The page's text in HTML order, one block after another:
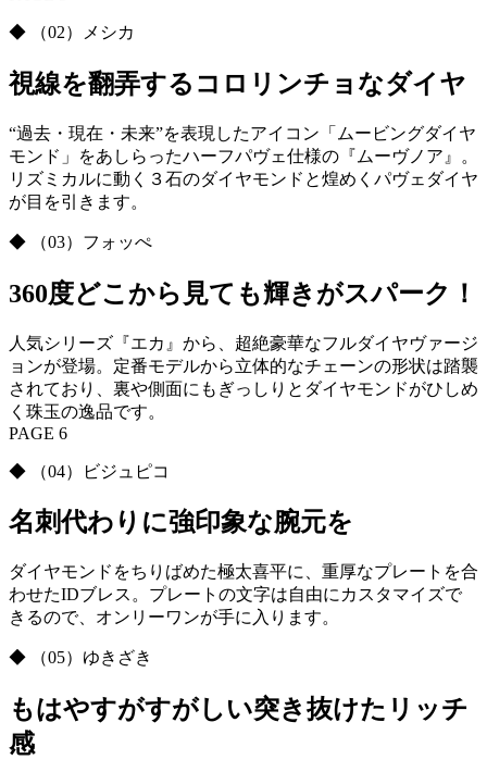
◆ （02）メシカ
視線を翻弄するコロリンチョなダイヤ
“過去・現在・未来”を表現したアイコン「ムービングダイヤ
モンド」をあしらったハーフパヴェ仕様の『ムーヴノア』。
リズミカルに動く３石のダイヤモンドと煌めくパヴェダイヤ
が目を引きます。
◆ （03）フォッぺ
360度どこから見ても輝きがスパーク！
人気シリーズ『エカ』から、超絶豪華なフルダイヤヴァージ
ョンが登場。定番モデルから立体的なチェーンの形状は踏襲
されており、裏や側面にもぎっしりとダイヤモンドがひしめ
く珠玉の逸品です。
PAGE 6
◆ （04）ビジュピコ
名刺代わりに強印象な腕元を
ダイヤモンドをちりばめた極太喜平に、重厚なプレートを合
わせたIDブレス。プレートの文字は自由にカスタマイズで
きるので、オンリーワンが手に入ります。
◆ （05）ゆきざき
もはやすがすがしい突き抜けたリッチ
感